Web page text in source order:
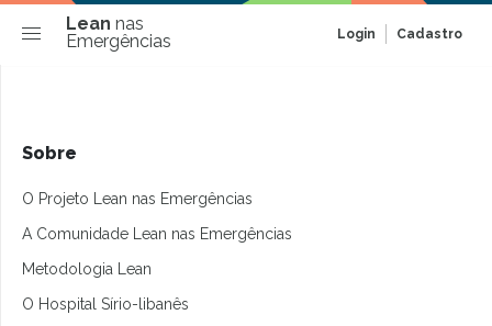
Lean nas
Emergências
Login Cadastro
Sobre
O Projeto Lean nas Emergências
A Comunidade Lean nas Emergências
Metodologia Lean
O Hospital Sírio-libanês